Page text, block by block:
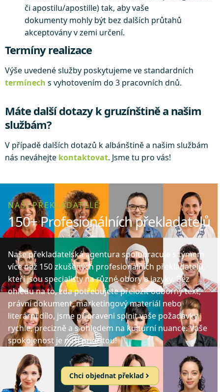
či apostilu/apostille) tak, aby vaše
dokumenty mohly být bez dalších průtahů
akceptovány v zemi určení.
Termíny realizace
Výše uvedené služby poskytujeme ve standardních
termínech s vyhotovením do 3 pracovních dnů.
Máte další dotazy k gruzínštině a našim
službám?
V případě dalších dotazů k albánštině a našim službám
nás neváhejte kontaktovat. Jsme tu pro vás!
NAŠI PŘEKLADATELÉ
150+ Profesionálních překladatelů
Naše překladatelská agentura spolupracuje s týmem
více než 150 zkušených profesionálních překladatelů,
kteří jsou specialisty na různé obory a jazyky. Bez
ohledu na to, zda potřebujete přeložit odborný text,
právní dokument, marketingový materiál nebo
literární dílo, jsme připraveni splnit vaše požadavky
rychle, precizně a s ohledem na kulturní nuance. Vaše
spokojenost je naší prioritou!
Chci objednat překlad